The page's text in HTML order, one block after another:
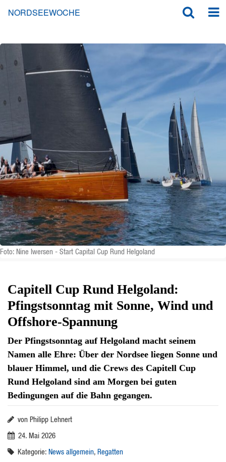
NORDSEEWOCHE
Foto: Nine Iwersen - Start Capital Cup Rund Helgoland
Capitell Cup Rund Helgoland:
Pfingstsonntag mit Sonne, Wind und
Offshore-Spannung
Der Pfingstsonntag auf Helgoland macht seinem
Namen alle Ehre: Über der Nordsee liegen Sonne und
blauer Himmel, und die Crews des Capitell Cup
Rund Helgoland sind am Morgen bei guten
Bedingungen auf die Bahn gegangen.
von Philipp Lehnert
24. Mai 2026
Kategorie: News allgemein, Regatten